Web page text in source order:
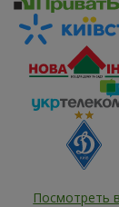
Посмотреть